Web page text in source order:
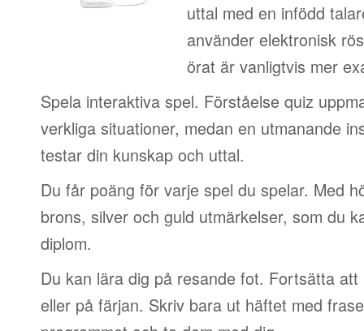
uttal med en infödd
använder elektronisk
örat är vanligtvis mer
Spela interaktiva spel. Förståelse quiz
verkliga situationer, medan en utmanande
testar din kunskap och uttal.
Du får poäng för varje spel du spelar. Med
brons, silver och guld utmärkelser, som du
diplom.
Du kan lära dig på resande fot. Fortsätta
eller på färjan. Skriv bara ut häftet med